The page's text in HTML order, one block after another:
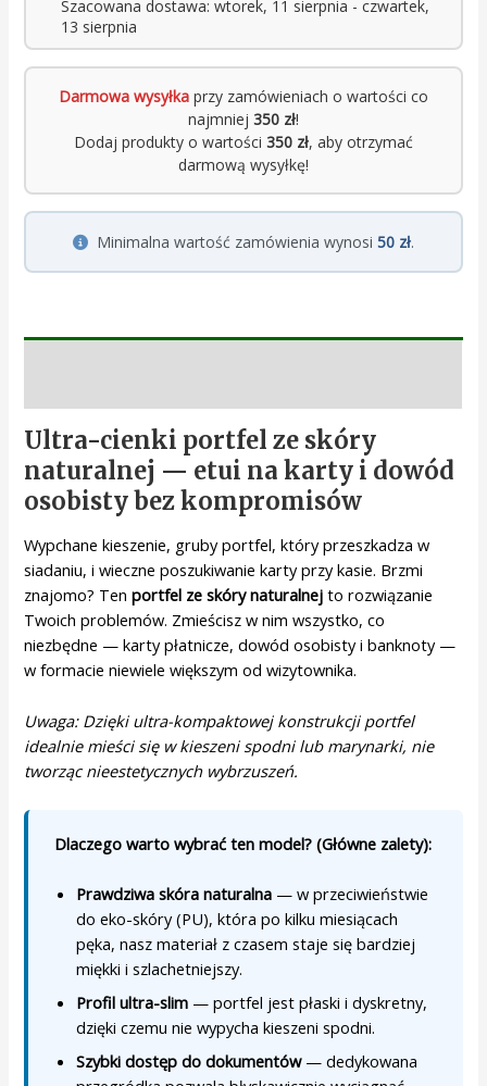
Szacowana dostawa: wtorek, 11 sierpnia - czwartek,
13 sierpnia
Darmowa wysyłka przy zamówieniach o wartości co
najmniej 350 zł!
Dodaj produkty o wartości 350 zł, aby otrzymać
darmową wysyłkę!
Minimalna wartość zamówienia wynosi 50 zł.
Ultra-cienki portfel ze skóry
naturalnej — etui na karty i dowód
osobisty bez kompromisów
Wypchane kieszenie, gruby portfel, który przeszkadza w
siadaniu, i wieczne poszukiwanie karty przy kasie. Brzmi
znajomo? Tenportfel ze skóry naturalnej to rozwiązanie
Twoich problemów. Zmieścisz w nim wszystko, co
niezbędne — karty płatnicze, dowód osobisty i banknoty —
w formacie niewiele większym od wizytownika.
Uwaga: Dzięki ultra-kompaktowej konstrukcji portfel
idealnie mieści się w kieszeni spodni lub marynarki, nie
tworząc nieestetycznych wybrzuszeń.
Dlaczego warto wybrać ten model? (Główne zalety):
Prawdziwa skóra naturalna — w przeciwieństwie
do eko-skóry (PU), która po kilku miesiącach
pęka, nasz materiał z czasem staje się bardziej
miękki i szlachetniejszy.
Profil ultra-slim — portfel jest płaski i dyskretny,
dzięki czemu nie wypycha kieszeni spodni.
Szybki dostęp do dokumentów— dedykowana